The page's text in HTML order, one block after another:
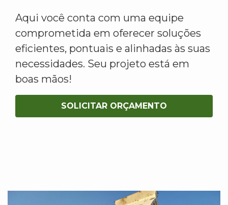
Aqui você conta com uma equipe
comprometida em oferecer soluções
eficientes, pontuais e alinhadas às suas
necessidades. Seu projeto está em
boas mãos!
SOLICITAR ORÇAMENTO